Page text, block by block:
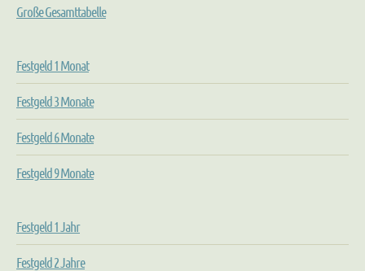
Große Gesamttabelle
Festgeld 1 Monat
Festgeld 3 Monate
Festgeld 6 Monate
Festgeld 9 Monate
Festgeld 1 Jahr
Festgeld 2 Jahre